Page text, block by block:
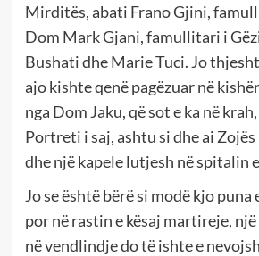
Mirditës, abati Frano Gjini,
Dom Mark Gjani, famullitari i
Bushati dhe Marie Tuci. Jo
ajo kishte qenë pagëzuar në
nga Dom Jaku, që sot e ka në
Portreti i saj, ashtu si dhe ai
dhe një kapele lutjesh në spitalin
Jo se është bërë si modë kjo puna
por në rastin e kësaj martireje,
në vendlindje do të ishte e